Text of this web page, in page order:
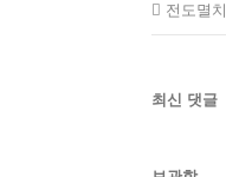
전도멸치
최신 댓글